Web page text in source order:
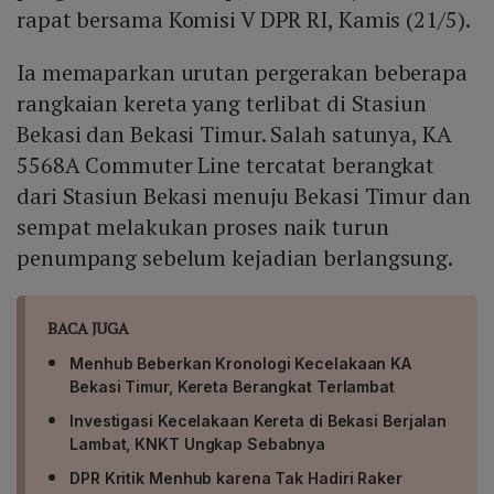
rapat bersama Komisi V DPR RI, Kamis (21/5).
Ia memaparkan urutan pergerakan beberapa
rangkaian kereta yang terlibat di Stasiun
Bekasi dan Bekasi Timur. Salah satunya, KA
5568A Commuter Line tercatat berangkat
dari Stasiun Bekasi menuju Bekasi Timur dan
sempat melakukan proses naik turun
penumpang sebelum kejadian berlangsung.
BACA JUGA
Menhub Beberkan Kronologi Kecelakaan KA
Bekasi Timur, Kereta Berangkat Terlambat
Investigasi Kecelakaan Kereta di Bekasi Berjalan
Lambat, KNKT Ungkap Sebabnya
DPR Kritik Menhub karena Tak Hadiri Raker